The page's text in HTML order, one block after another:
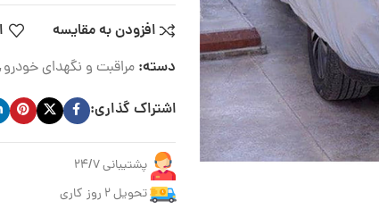
افزودن به مقایسه
دسته: مراقبت و نگهدای خودرو,
اشتراک گذاری:
پشتیبانی 24/7
تحویل ۲ روز کاری